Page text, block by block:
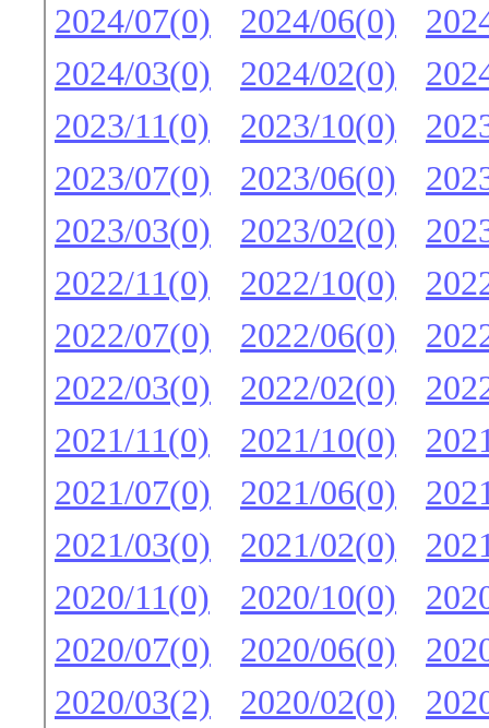
2024/07(0)
2024/06(0)
2024/03(0)
2024/02(0)
2023/11(0)
2023/10(0)
2023/07(0)
2023/06(0)
2023/03(0)
2023/02(0)
2022/11(0)
2022/10(0)
2022/07(0)
2022/06(0)
2022/03(0)
2022/02(0)
2021/11(0)
2021/10(0)
2021/07(0)
2021/06(0)
2021/03(0)
2021/02(0)
2020/11(0)
2020/10(0)
2020/07(0)
2020/06(0)
2020/03(2)
2020/02(0)